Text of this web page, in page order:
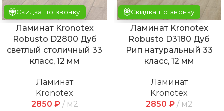
Скидка по звонку
Ламинат Kronotex
Robusto D2800 Дуб
светлый столичный 33
класс, 12 мм
Ламинат
Kronotex
2850 ₽ м2
Скидка по звонку
Ламинат Kronotex
Robusto D3180 Дуб
Рип натуральный 33
класс, 12 мм
Ламинат
Kronotex
2850 ₽ м2